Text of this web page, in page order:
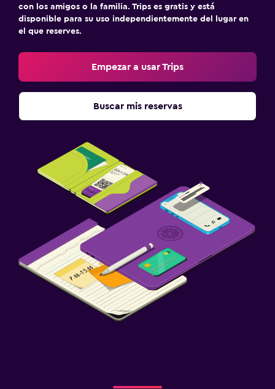
con los amigos o la familia. Trips es gratis y está
disponible para su uso independientemente del lugar en
el que reserves.
Empezar a usar Trips
Buscar mis reservas